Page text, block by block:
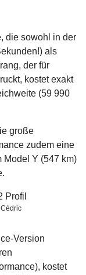
die sowohl in der
als
der für
kostet exakt
(59 990
große
zudem eine
Model Y (547 km)
Version
kostet